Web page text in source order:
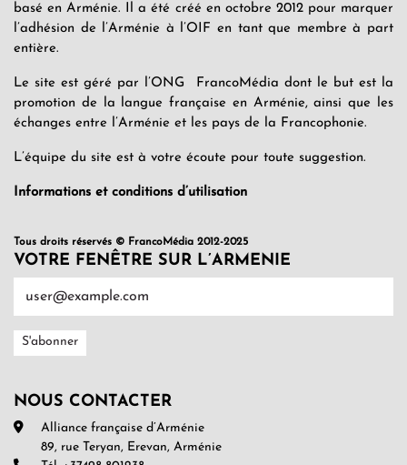
basé en Arménie. Il a été créé en octobre 2012 pour marquer
l’adhésion de l’Arménie à l’OIF en tant que membre à part
entière.
Le site est géré par l’ONG FrancoMédia dont le but est la
promotion de la langue française en Arménie, ainsi que les
échanges entre l’Arménie et les pays de la Francophonie.
L’équipe du site est à votre écoute pour toute suggestion.
Informations et conditions d’utilisation
Tous droits réservés © FrancoMédia 2012-2025
VOTRE FENÊTRE SUR L’ARMENIE
NOUS CONTACTER
Alliance française d’Arménie
89, rue Teryan, Erevan, Arménie